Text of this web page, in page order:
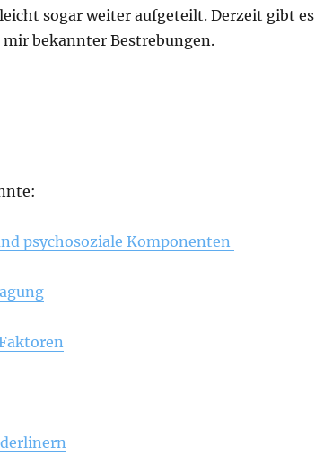
sogar weiter aufgeteilt. Derzeit gibt es
bekannter Bestrebungen.
psychosoziale Komponenten